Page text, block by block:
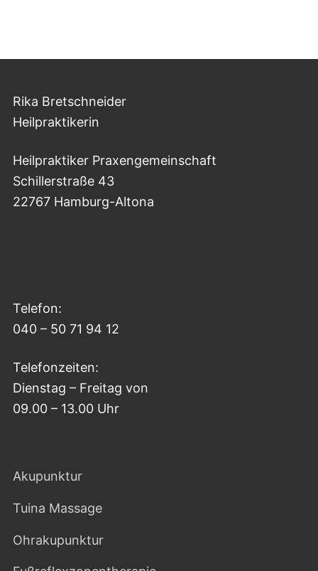
Rika Bretschneider
Heilpraktikerin
Heilpraktiker Praxengemeinschaft
Schillerstraße 43
22767 Hamburg-Altona
Telefon:
040 – 50 71 94 12
Telefonzeiten:
Dienstag – Freitag von
09.00 – 13.00 Uhr
Akupunktur
Tuina Massage
Ohrakupunktur